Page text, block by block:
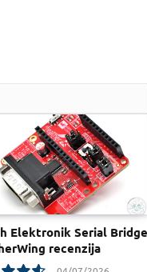
Elektronik Serial Bridge
recenzija